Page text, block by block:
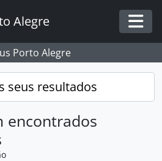
Alegre
Porto Alegre
seus resultados
encontrados